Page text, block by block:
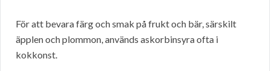
För att bevara färg och smak på frukt och bär, särskilt
äpplen och plommon, används askorbinsyra ofta i
kokkonst.